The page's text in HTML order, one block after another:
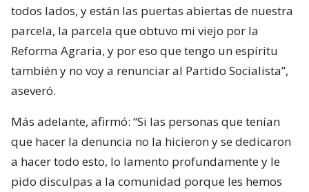
todos lados, y están las puertas abiertas de nuestra
parcela, la parcela que obtuvo mi viejo por la
Reforma Agraria, y por eso que tengo un espíritu
también y no voy a renunciar al Partido Socialista”,
aseveró.
Más adelante, afirmó: “Si las personas que tenían
que hacer la denuncia no la hicieron y se dedicaron
a hacer todo esto, lo lamento profundamente y le
pido disculpas a la comunidad porque les hemos